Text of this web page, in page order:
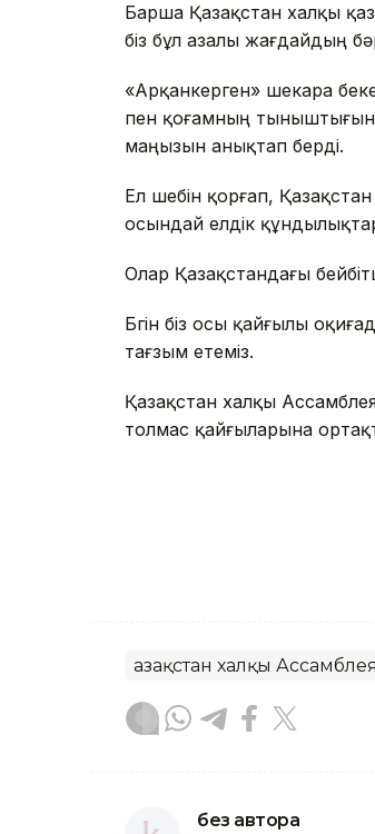
Барша Қазақстан халқы
біз бұл азалы жағдайдың
«Арқанкерген» шекара
пен қоғамның тыныштығын,
маңызын анықтап берді.
Ел шебін қорғап, Қазақстан
осындай елдік
Олар Қазақстандағы
Бүгін біз осы қайғылы
тағзым етеміз.
Қазақстан халқы
толмас қайғыларына
Қазақстан халқы
без автора